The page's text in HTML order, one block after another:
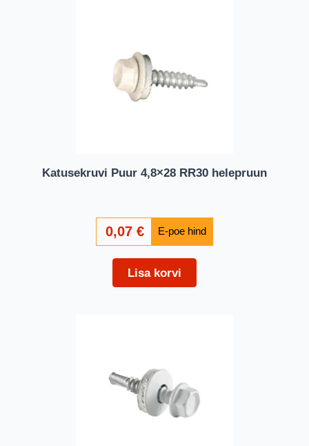
Katusekruvi Puur 4,8×28 RR30 helepruun
0,07€
Lisa korvi